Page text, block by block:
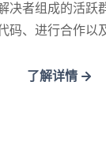
决者组成的活跃
码、进行合作以
了解详情